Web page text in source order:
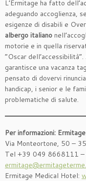
L’Ermitage ha fatto
adeguando accoglienza,
esigenze di disabili e
albergo italiano
motorie e in quella
“Oscar
garantisce una vacanza
pensato di dovervi
handicap, i senior e le
problematiche di salute.
Per informazioni:
Via Monteortone, 50 –
Tel +39 049 8668111
Ermitage Medical Hotel: